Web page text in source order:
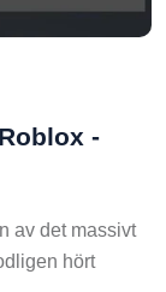
-
av det massivt
hört